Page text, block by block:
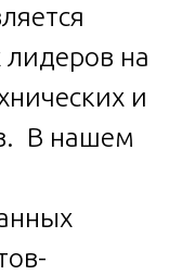
на
и
В нашем